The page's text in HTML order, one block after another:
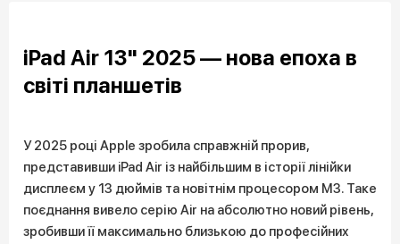
iPad Air 13" 2025 — нова епоха в
світі планшетів
У 2025 році Apple зробила справжній прорив,
представивши iPad Air із найбільшим в історії лінійки
дисплеєм у 13 дюймів та новітнім процесором M3. Таке
поєднання вивело серію Air на абсолютно новий рівень,
зробивши її максимально близькою до професійних